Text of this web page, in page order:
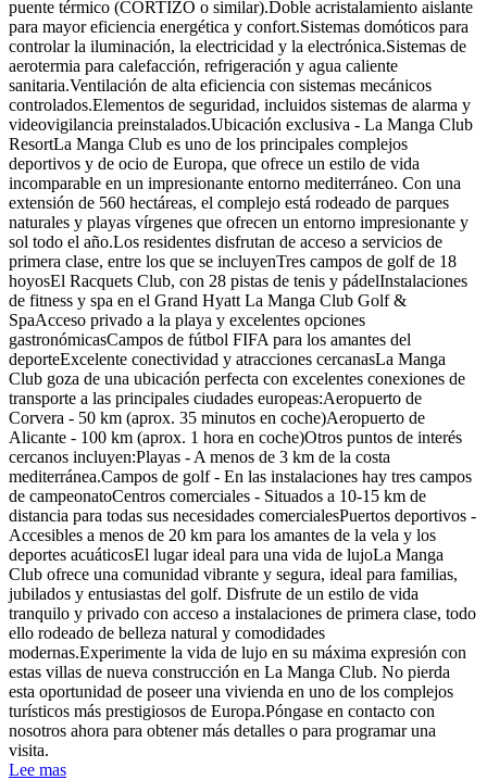
puente térmico (CORTIZO o similar).Doble acristalamiento aislante
para mayor eficiencia energética y confort.Sistemas domóticos para
controlar la iluminación, la electricidad y la electrónica.Sistemas de
aerotermia para calefacción, refrigeración y agua caliente
sanitaria.Ventilación de alta eficiencia con sistemas mecánicos
controlados.Elementos de seguridad, incluidos sistemas de alarma y
videovigilancia preinstalados.Ubicación exclusiva - La Manga Club
ResortLa Manga Club es uno de los principales complejos
deportivos y de ocio de Europa, que ofrece un estilo de vida
incomparable en un impresionante entorno mediterráneo. Con una
extensión de 560 hectáreas, el complejo está rodeado de parques
naturales y playas vírgenes que ofrecen un entorno impresionante y
sol todo el año.Los residentes disfrutan de acceso a servicios de
primera clase, entre los que se incluyenTres campos de golf de 18
hoyosEl Racquets Club, con 28 pistas de tenis y pádelInstalaciones
de fitness y spa en el Grand Hyatt La Manga Club Golf &
SpaAcceso privado a la playa y excelentes opciones
gastronómicasCampos de fútbol FIFA para los amantes del
deporteExcelente conectividad y atracciones cercanasLa Manga
Club goza de una ubicación perfecta con excelentes conexiones de
transporte a las principales ciudades europeas:Aeropuerto de
Corvera - 50 km (aprox. 35 minutos en coche)Aeropuerto de
Alicante - 100 km (aprox. 1 hora en coche)Otros puntos de interés
cercanos incluyen:Playas - A menos de 3 km de la costa
mediterránea.Campos de golf - En las instalaciones hay tres campos
de campeonatoCentros comerciales - Situados a 10-15 km de
distancia para todas sus necesidades comercialesPuertos deportivos -
Accesibles a menos de 20 km para los amantes de la vela y los
deportes acuáticosEl lugar ideal para una vida de lujoLa Manga
Club ofrece una comunidad vibrante y segura, ideal para familias,
jubilados y entusiastas del golf. Disfrute de un estilo de vida
tranquilo y privado con acceso a instalaciones de primera clase, todo
ello rodeado de belleza natural y comodidades
modernas.Experimente la vida de lujo en su máxima expresión con
estas villas de nueva construcción en La Manga Club. No pierda
esta oportunidad de poseer una vivienda en uno de los complejos
turísticos más prestigiosos de Europa.Póngase en contacto con
nosotros ahora para obtener más detalles o para programar una
visita.
Lee mas